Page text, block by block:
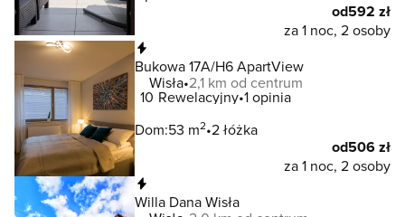
od592 zł
za 1 noc, 2 osoby
Bukowa 17A/H6 ApartView
Wisła 2,1 km od centrum
10 Rewelacyjny 1 opinia
Dom:53 m2 2 łóżka
od506 zł
za 1 noc, 2 osoby
Willa Dana Wisła